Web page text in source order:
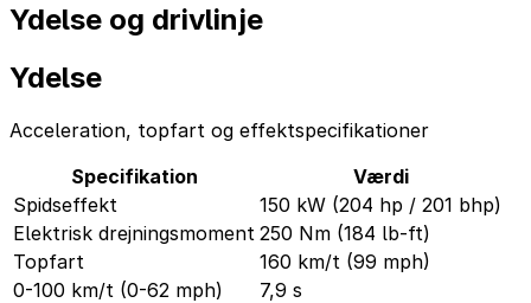
Ydelse og drivlinje
Ydelse
Acceleration, topfart og effektspecifikationer
Specifikation
Værdi
Spidseffekt
150 kW (204 hp / 201 bhp)
Elektrisk drejningsmoment 250 Nm (184 lb-ft)
Topfart
160 km/t (99 mph)
0-100 km/t (0-62 mph)
7,9 s